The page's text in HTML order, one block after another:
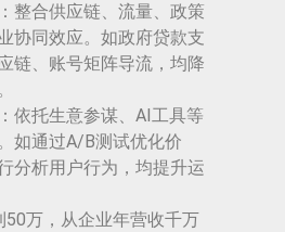
整合供应链、流量、政策
协同效应。如政府贷款支
链、账号矩阵导流，均降
依托生意参谋、AI工具等
如通过A/B测试优化价
分析用户行为，均提升运
50万，从企业年营收千万